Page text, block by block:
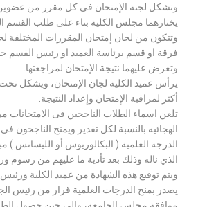
وتشكل لجنة الإمتحان في كل مقرر من
يختارهما مجلس الكلية بناء على طلب القسم
وتتكون من لجان إمتحان المقررات المختلفة
فرقة او قسم برئاسة العميد او رئيس القسم
وتعرض عليهما نتيجة الإمتحان لمراجعتها.
يرأس عميد الكلية لجان الإمتحان، ويشكل
أكثر لمراقبة الإمتحان وإعداد النتيجة.
تلعن اسماء الطلاب الناجحين فى الامتحانات
الهجائيه بالنسبة لكل تقدير ويمنح الناجحون
الدرجة العلمية ( البكالوريوس أو الليسانس )
الذي ناله وذلك بعد تأدية ما عليهم من رسوم
ويتم توقيع هذه الشهادة من عميد الكلية ورئيس
يصدر بمنح الدرجات العلمية قرار من رئيس
موافقة مجلس الجامعة، وإلى حين حصول